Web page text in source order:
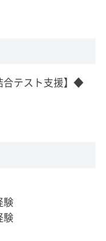
合テスト支援】◆
験
験